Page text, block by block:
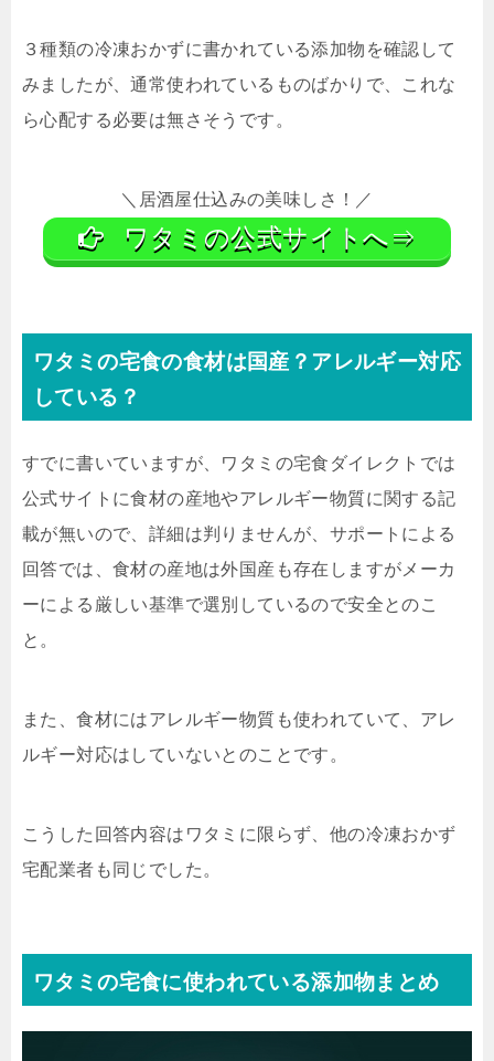
３種類の冷凍おかずに書かれている添加物を確認して
みましたが、通常使われているものばかりで、これな
ら心配する必要は無さそうです。
＼居酒屋仕込みの美味しさ！／
ワタミの公式サイトへ⇒
ワタミの宅食の食材は国産？アレルギー対応
している？
すでに書いていますが、ワタミの宅食ダイレクトでは
公式サイトに食材の産地やアレルギー物質に関する記
載が無いので、詳細は判りませんが、サポートによる
回答では、食材の産地は外国産も存在しますがメーカ
ーによる厳しい基準で選別しているので安全とのこ
と。
また、食材にはアレルギー物質も使われていて、アレ
ルギー対応はしていないとのことです。
こうした回答内容はワタミに限らず、他の冷凍おかず
宅配業者も同じでした。
ワタミの宅食に使われている添加物まとめ